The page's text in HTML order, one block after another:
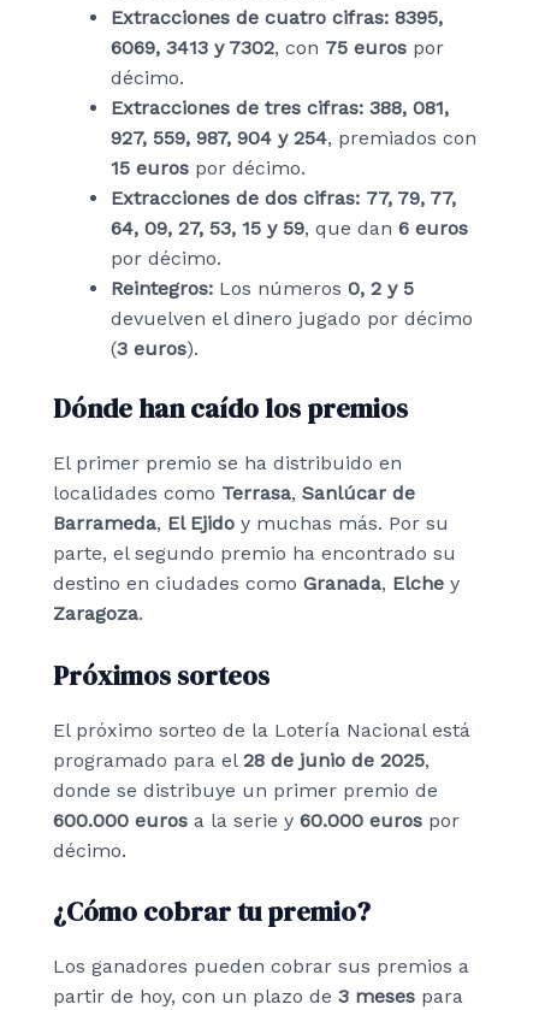
Extracciones de cuatro cifras: 8395,
6069, 3413 y 7302, con 75 euros por
décimo.
Extracciones de tres cifras: 388, 081,
927, 559, 987, 904 y 254, premiados con
15 euros por décimo.
Extracciones de dos cifras: 77, 79, 77,
64, 09, 27, 53, 15 y 59, que dan 6 euros
por décimo.
Reintegros: Los números 0, 2 y 5
devuelven el dinero jugado por décimo
(3 euros).
Dónde han caído los premios
El primer premio se ha distribuido en
localidades como Terrasa, Sanlúcar de
Barrameda, El Ejido y muchas más. Por su
parte, el segundo premio ha encontrado su
destino en ciudades como Granada, Elche y
Zaragoza.
Próximos sorteos
El próximo sorteo de la Lotería Nacional está
programado para el 28 de junio de 2025,
donde se distribuye un primer premio de
600.000 euros a la serie y 60.000 euros por
décimo.
¿Cómo cobrar tu premio?
Los ganadores pueden cobrar sus premios a
partir de hoy, con un plazo de 3 meses para